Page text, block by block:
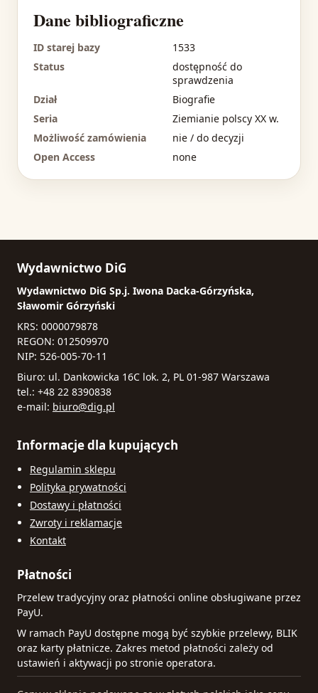
Dane bibliograficzne
ID starej bazy
1533
Status
dostępność do
sprawdzenia
Dział
Biografie
Seria
Ziemianie polscy XX w.
Możliwość zamówienia
nie / do decyzji
Open Access
none
Wydawnictwo DiG
Wydawnictwo DiG Sp.j. Iwona Dacka-Górzyńska,
Sławomir Górzyński
KRS: 0000079878
REGON: 012509970
NIP: 526-005-70-11
Biuro: ul. Dankowicka 16C lok. 2, PL 01-987 Warszawa
tel.: +48 22 8390838
e-mail: biuro@dig.pl
Informacje dla kupujących
Regulamin sklepu
Polityka prywatności
Dostawy i płatności
Zwroty i reklamacje
Kontakt
Płatności
Przelew tradycyjny oraz płatności online obsługiwane przez
PayU.
W ramach PayU dostępne mogą być szybkie przelewy, BLIK
oraz karty płatnicze. Zakres metod płatności zależy od
ustawień i aktywacji po stronie operatora.